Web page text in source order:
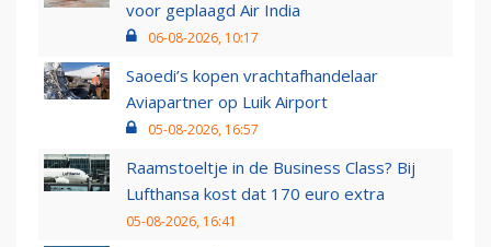
voor geplaagd Air India
06-08-2026, 10:17
Saoedi’s kopen vrachtafhandelaar
Aviapartner op Luik Airport
05-08-2026, 16:57
Raamstoeltje in de Business Class? Bij
Lufthansa kost dat 170 euro extra
05-08-2026, 16:41